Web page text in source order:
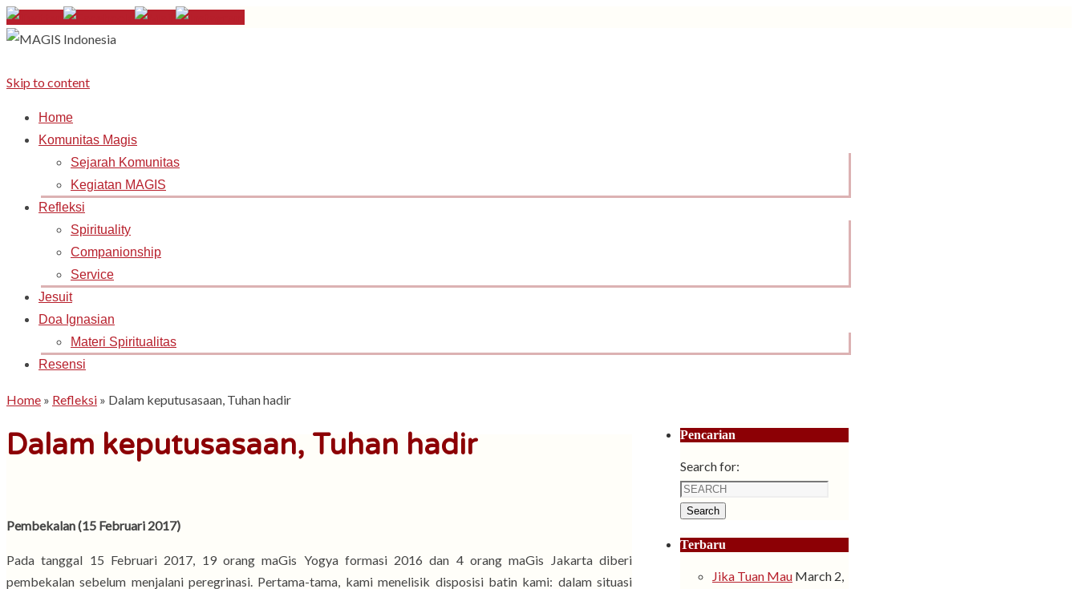
Skip to content
Home
Komunitas Magis
Sejarah Komunitas
Kegiatan MAGIS
Refleksi
Spirituality
Companionship
Service
Jesuit
Doa Ignasian
Materi Spiritualitas
Resensi
Home » Refleksi » Dalam keputusasaan, Tuhan hadir
Dalam keputusasaan, Tuhan hadir
Pembekalan (15 Februari 2017)
Pada tanggal 15 Februari 2017, 19 orang maGis Yogya formasi 2016 dan 4 orang maGis Jakarta diberi
pembekalan sebelum menjalani peregrinasi. Pertama-tama, kami menelisik disposisi batin kami: dalam situasi
Pencarian
Search for:
Search
Terbaru
Jika Tuan Mau March 2,